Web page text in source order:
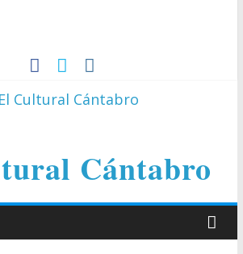
Cántabro